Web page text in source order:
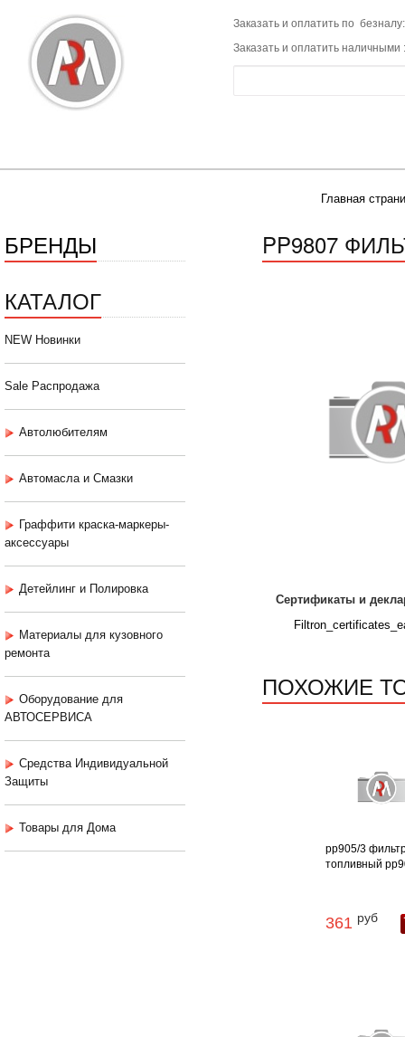
Заказать и оплатить по
Заказать и оплатить наличными
Главная
БРЕНДЫ
КАТАЛОГ
NEW Новинки
Sale Распродажа
Автолюбителям
Автомасла и Смазки
Граффити краска-маркеры-
аксессуары
Детейлинг и Полировка
Материалы для кузовного
ремонта
Оборудование для
АВТОСЕРВИСА
Средства Индивидуальной
Защиты
Товары для Дома
PP9807
Сертификаты и
ПОХОЖИЕ
pp905/3
топливный
361 руб